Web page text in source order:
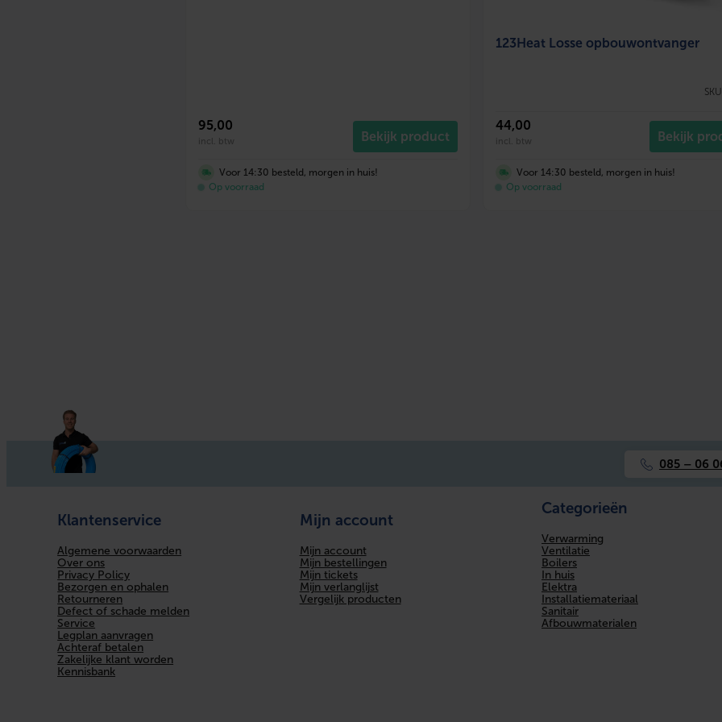
95,00
incl. btw Bekijk product
Voor 14:30 besteld, morgen in huis!
Op voorraad
123Heat Losse opbouwontvanger
44,00
incl. btw Bekijk
Voor 14:30 besteld, morgen in huis!
Op voorraad
085 – 06
Klantenservice
Algemene voorwaarden
Over ons
Privacy Policy
Bezorgen en ophalen
Retourneren
Defect of schade melden
Service
Legplan aanvragen
Achteraf betalen
Zakelijke klant worden
Kennisbank
Mijn account
Mijn account
Mijn bestellingen
Mijn tickets
Mijn verlanglijst
Vergelijk producten
Categorieën
Verwarming
Ventilatie
Boilers
In huis
Elektra
Installatiemateriaal
Sanitair
Afbouwmaterialen